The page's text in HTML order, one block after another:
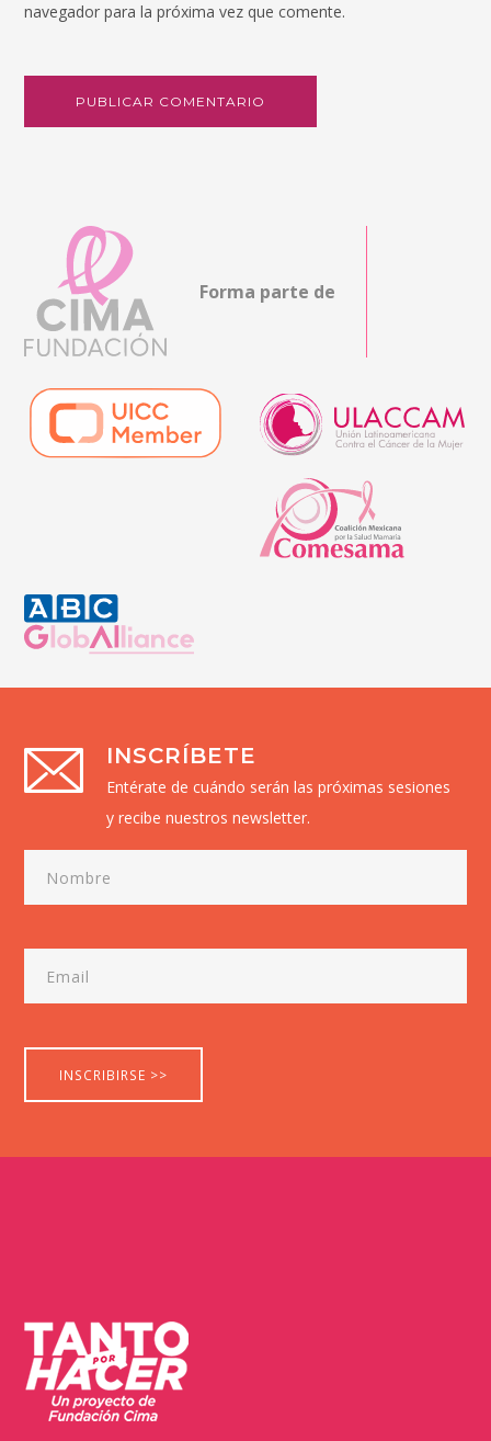
navegador para la próxima vez que comente.
Forma parte de
INSCRÍBETE
Entérate de cuándo serán las próximas sesiones
y recibe nuestros newsletter.